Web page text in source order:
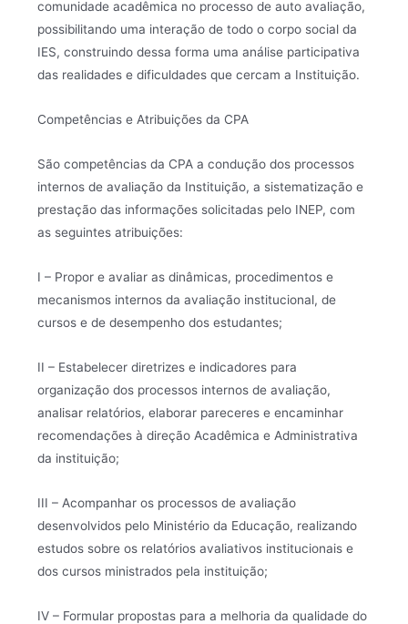
comunidade acadêmica no processo de auto avaliação,
possibilitando uma interação de todo o corpo social da
IES, construindo dessa forma uma análise participativa
das realidades e dificuldades que cercam a Instituição.
Competências e Atribuições da CPA
São competências da CPA a condução dos processos
internos de avaliação da Instituição, a sistematização e
prestação das informações solicitadas pelo INEP, com
as seguintes atribuições:
I – Propor e avaliar as dinâmicas, procedimentos e
mecanismos internos da avaliação institucional, de
cursos e de desempenho dos estudantes;
II – Estabelecer diretrizes e indicadores para
organização dos processos internos de avaliação,
analisar relatórios, elaborar pareceres e encaminhar
recomendações à direção Acadêmica e Administrativa
da instituição;
III – Acompanhar os processos de avaliação
desenvolvidos pelo Ministério da Educação, realizando
estudos sobre os relatórios avaliativos institucionais e
dos cursos ministrados pela instituição;
IV – Formular propostas para a melhoria da qualidade do